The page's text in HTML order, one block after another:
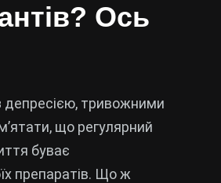
Ось
тривожними
що регулярний
буває
препаратів. Що ж